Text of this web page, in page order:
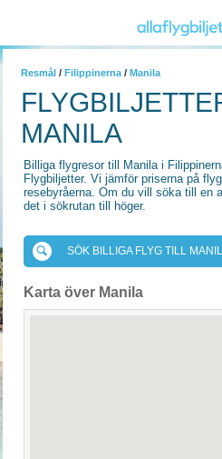
Resmål / Filippinerna / Manila
MANILA
Billiga flygresor till Manila i
Flygbiljetter. Vi jämför priserna på
resebyråerna. Om du vill söka till en
det i sökrutan till höger.
SÖK BILLIGA FLYG TILL
Karta över Manila